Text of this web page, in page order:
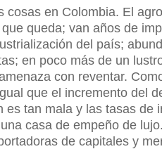
en Colombia. El
queda; van años de
del país;
en poco más de un
con reventar.
que el incremento del
tan mala y las tasas de
casa de empeño de
de capitales y